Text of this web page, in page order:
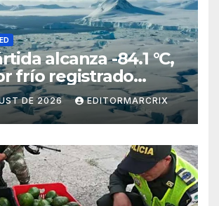
alcanza -84.1 °C,
frío registrado
DE 2026 EDITORMARCRIX